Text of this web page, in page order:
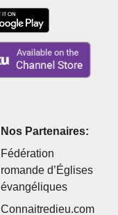
Nos Partenaires:
Fédération
romande d’Églises
évangéliques
Connaitredieu.com